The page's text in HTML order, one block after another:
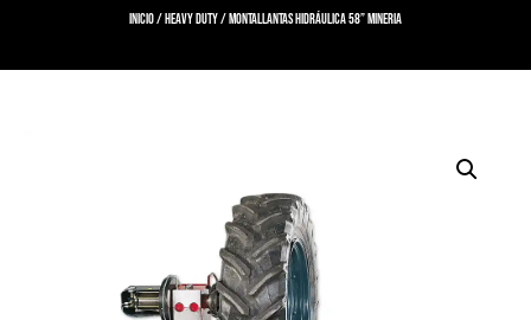
Inicio/ Heavy Duty/ Montallantas hidráulica 58” mineria